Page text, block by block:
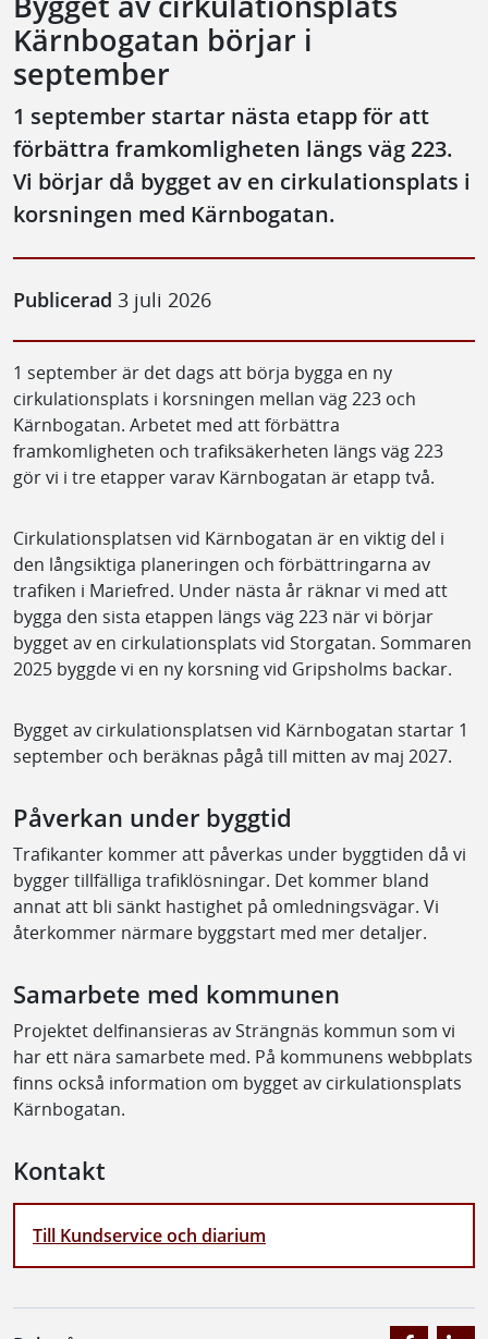
Kärnbogatan börjar i
september
1 september startar nästa etapp för att
förbättra framkomligheten längs väg 223.
Vi börjar då bygget av en cirkulationsplats i
korsningen med Kärnbogatan.
Publicerad 3 juli 2026
1 september är det dags att börja bygga en ny
cirkulationsplats i korsningen mellan väg 223 och
Kärnbogatan. Arbetet med att förbättra
framkomligheten och trafiksäkerheten längs väg 223
gör vi i tre etapper varav Kärnbogatan är etapp två.
Cirkulationsplatsen vid Kärnbogatan är en viktig del i
den långsiktiga planeringen och förbättringarna av
trafiken i Mariefred. Under nästa år räknar vi med att
bygga den sista etappen längs väg 223 när vi börjar
bygget av en cirkulationsplats vid Storgatan. Sommaren
2025 byggde vi en ny korsning vid Gripsholms backar.
Bygget av cirkulationsplatsen vid Kärnbogatan startar 1
september och beräknas pågå till mitten av maj 2027.
Påverkan under byggtid
Trafikanter kommer att påverkas under byggtiden då vi
bygger tillfälliga trafiklösningar. Det kommer bland
annat att bli sänkt hastighet på omledningsvägar. Vi
återkommer närmare byggstart med mer detaljer.
Samarbete med kommunen
Projektet delfinansieras av Strängnäs kommun som vi
har ett nära samarbete med. På kommunens webbplats
finns också information om bygget av cirkulationsplats
Kärnbogatan.
Kontakt
Till Kundservice och diarium